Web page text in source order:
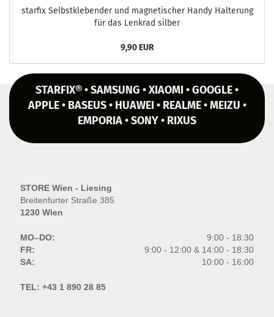
star­fix Selbst­kle­ben­der und ma­gne­ti­scher Handy Hal­te­rung
für das Lenk­rad sil­ber
9,90 EUR
STARFIX® • SAMSUNG • XIAOMI • GOOGLE •
APPLE • BASEUS • HUAWEI • REALME • MEIZU •
EMPORIA • SONY • RIXUS
STORE Wien - Liesing
Breitenfurter Straße 385
1230 Wien
MO–DO:
9:00 - 18:30
FR:
9:00 - 12:00 & 14:00 - 18:30
SA:
10:00 - 16:00
TEL: +43 1 890 28 85